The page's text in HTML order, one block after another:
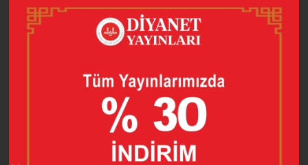
BURHÂNETTİN VE